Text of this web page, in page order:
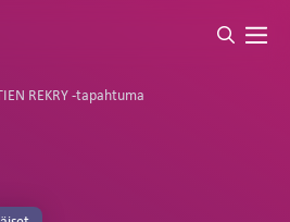
REKRY -tapahtuma